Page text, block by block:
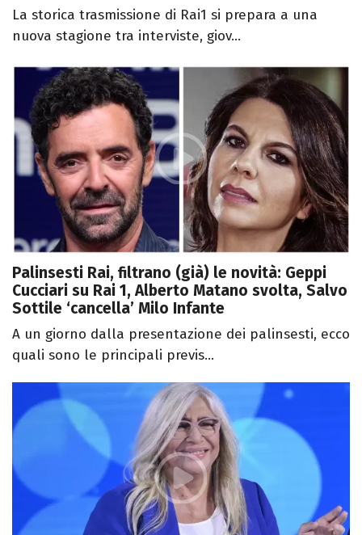
La storica trasmissione di Rai1 si prepara a una
nuova stagione tra interviste, giov...
Palinsesti Rai, filtrano (già) le novità: Geppi
Cucciari su Rai 1, Alberto Matano svolta, Salvo
Sottile ‘cancella’ Milo Infante
A un giorno dalla presentazione dei palinsesti, ecco
quali sono le principali previs...